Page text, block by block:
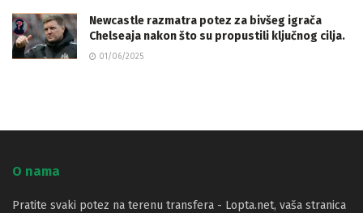
Newcastle razmatra potez za bivšeg igrača
Chelseaja nakon što su propustili ključnog cilja.
01/06/2025
O nama
Pratite svaki potez na terenu transfera - Lopta.net, vaša stranica